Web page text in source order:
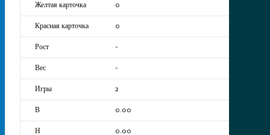
0
0
-
-
2
0.00
0.00